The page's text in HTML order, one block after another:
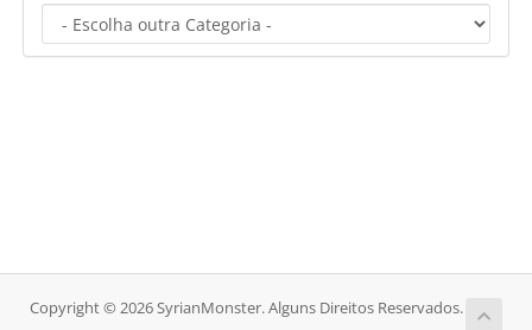
Copyright © 2026 SyrianMonster. Alguns Direitos Reservados.